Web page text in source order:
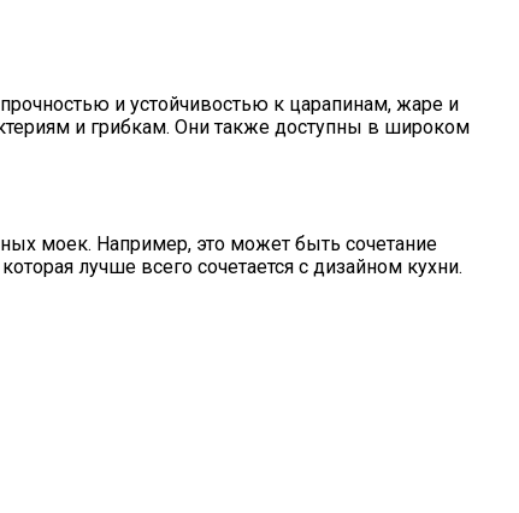
и устойчивостью к царапинам, жаре и
и грибкам. Они также доступны в широком
моек. Например, это может быть сочетание
лучше всего сочетается с дизайном кухни.